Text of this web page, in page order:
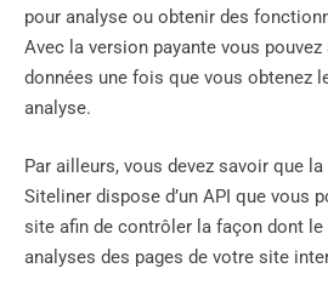
pour analyse ou obtenir des
Avec la version payante vous
données une fois que vous obtenez
analyse.
Par ailleurs, vous devez savoir que
Siteliner dispose d’un API que vous
site afin de contrôler la façon dont le
analyses des pages de votre site